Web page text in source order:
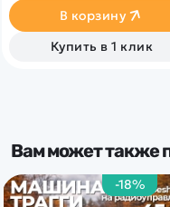
количеством мест для
гребли. Участвовала в
водных баталиях в конце
XVIII века.
В корзину
Купить в 1 клик
Вам может также
-18%